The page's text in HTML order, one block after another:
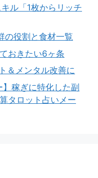
ル「1枚からリッチ
の役割と食材一覧
おきたい6ヶ条
＆メンタル改善に
稼ぎに特化した副
タロット占いメー